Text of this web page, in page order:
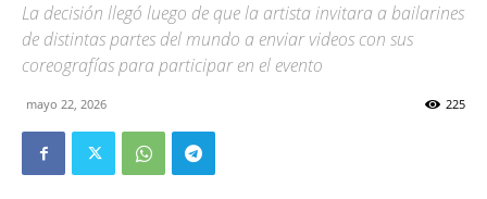
La decisión llegó luego de que la artista invitara a bailarines
de distintas partes del mundo a enviar videos con sus
coreografías para participar en el evento
mayo 22, 2026 225